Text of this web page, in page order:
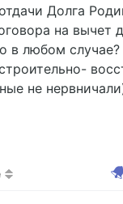
Долга
на вычет
в любом случае?
не